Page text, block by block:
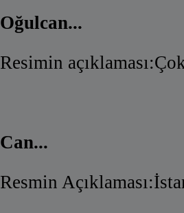
Oğulcan...
Resimin
Can...
Resmin